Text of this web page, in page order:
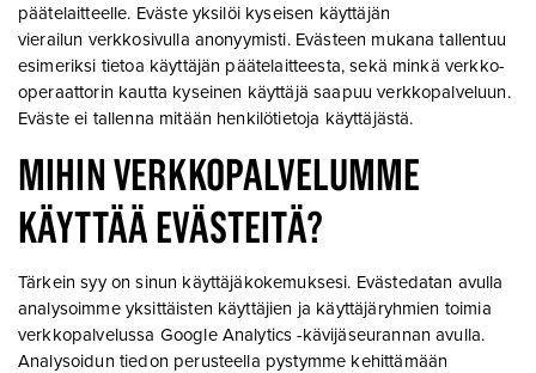
päätelaitteelle. Eväste yksilöi kyseisen käyttäjän
vierailun verkkosivulla anonyymisti. Evästeen mukana tallentuu
esimeriksi tietoa käyttäjän päätelaitteesta, sekä minkä verkko-
operaattorin kautta kyseinen käyttäjä saapuu verkkopalveluun.
Eväste ei tallenna mitään henkilötietoja käyttäjästä.
MIHIN VERKKOPALVELUMME
KÄYTTÄÄ EVÄSTEITÄ?
Tärkein syy on sinun käyttäjäkokemuksesi. Evästedatan avulla
analysoimme yksittäisten käyttäjien ja käyttäjäryhmien toimia
verkkopalvelussa Google Analytics -kävijäseurannan avulla.
Analysoidun tiedon perusteella pystymme kehittämään